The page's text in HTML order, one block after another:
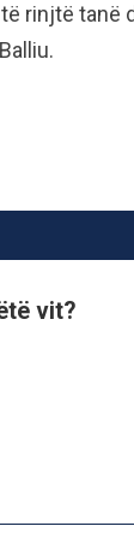
rinjtë tanë
vit?